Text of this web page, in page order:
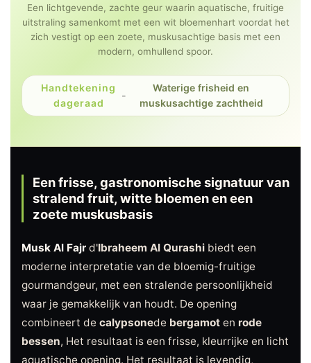
Een lichtgevende, zachte geur waarin aquatische, fruitige
uitstraling samenkomt met een wit bloemenhart voordat het
zich vestigt op een zoete, muskusachtige basis met een
modern, omhullend spoor.
Handtekening
dageraad
-
Waterige frisheid en
muskusachtige zachtheid
Een frisse, gastronomische signatuur van
stralend fruit, witte bloemen en een
zoete muskusbasis
Musk Al Fajr d'Ibraheem Al Qurashi biedt een
moderne interpretatie van de bloemig-fruitige
gourmandgeur, met een stralende persoonlijkheid
waar je gemakkelijk van houdt. De opening
combineert de calypsonede bergamot en rode
bessen, Het resultaat is een frisse, kleurrijke en licht
aquatische opening. Het resultaat is levendig,